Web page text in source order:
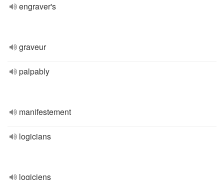
engraver's
graveur
palpably
manifestement
logicians
logiciens